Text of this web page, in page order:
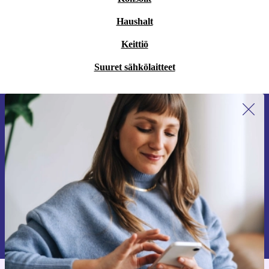
Haushalt
Keittiö
Suuret sähkölaitteet
Liity ensimmäistä kertaa uutiskirjeen
tilaajaksi ja säästä 15 €!
Älä missaa enää yhtäkään tarjousta.
Pyydä etukuponki
Lisätietoja henkilötietojen käytöstä löydättietosuojaselosteestamme.